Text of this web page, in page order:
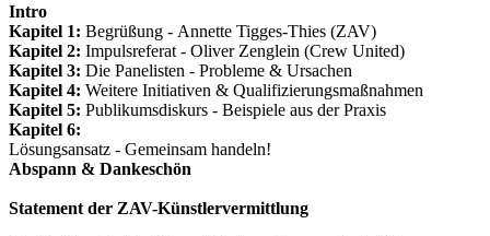
Intro
Kapitel 1: Begrüßung - Annette Tigges-Thies (ZAV)
Kapitel 2: Impulsreferat - Oliver Zenglein (Crew United)
Kapitel 3: Die Panelisten - Probleme & Ursachen
Kapitel 4: Weitere Initiativen & Qualifizierungsmaßnahmen
Kapitel 5: Publikumsdiskurs - Beispiele aus der Praxis
Kapitel 6:
Lösungsansatz - Gemeinsam handeln!
Abspann & Dankeschön
Statement der ZAV-Künstlervermittlung